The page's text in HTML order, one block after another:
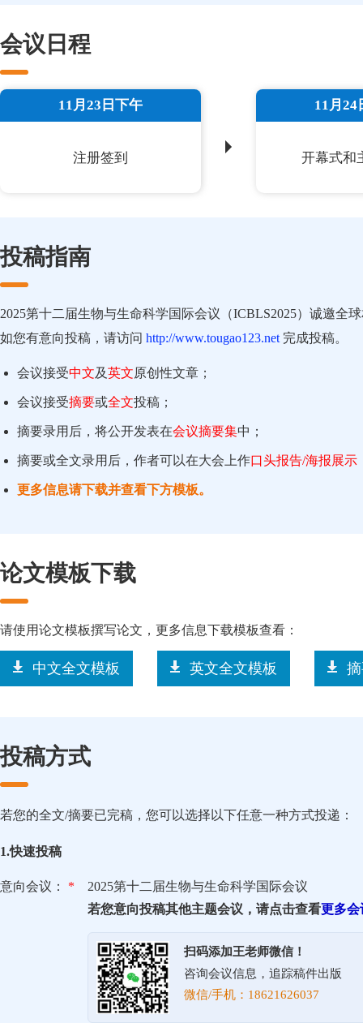
会议日程
11月23日下午
注册签到
11月24
开幕式和
投稿指南
2025第十二届生物与生命科学国际会议（ICBLS2025）诚邀全
如您有意向投稿，请访问 http://www.tougao123.net 完成投稿。
会议接受中文及英文原创性文章；
会议接受摘要或全文投稿；
摘要录用后，将公开发表在会议摘要集中；
摘要或全文录用后，作者可以在大会上作口头报告/海报展示
更多信息请下载并查看下方模板。
论文模板下载
请使用论文模板撰写论文，更多信息下载模板查看：
中文全文模板 英文全文模板
投稿方式
若您的全文/摘要已完稿，您可以选择以下任意一种方式投递：
1.快速投稿
意向会议： *
2025第十二届生物与生命科学国际会议
若您意向投稿其他主题会议，请点击查看更多会
扫码添加王老师微信！
咨询会议信息，追踪稿件出版
微信/手机：18621626037